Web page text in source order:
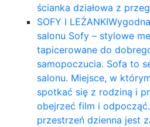
ścianka działowa z
SOFY I LEŻANKI
salonu Sofy – stylowe
tapicerowane do
samopoczucia. Sofa to
salonu. Miejsce, w
spotkać się z rodziną i
obejrzeć film i
przestrzeń dzienna jest